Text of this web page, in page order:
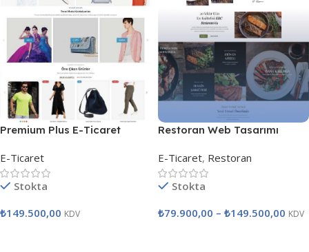
Premium Plus E-Ticaret
E-Ticaret
Stokta
₺149.500,00 KDV
Restoran Web Tasarımı
E-Ticaret, Restoran
Stokta
₺79.900,00 – ₺149.500,00 KDV